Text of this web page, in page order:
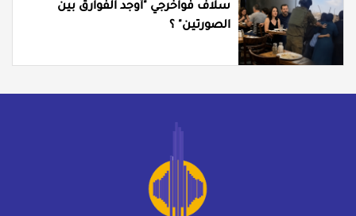
سلاف فواخرجي "أوجد الفوارق بين
الصورتين" ؟